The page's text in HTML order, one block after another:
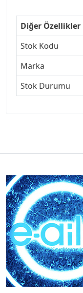
Diğer Özellikler
Stok Kodu
Marka
Stok Durumu